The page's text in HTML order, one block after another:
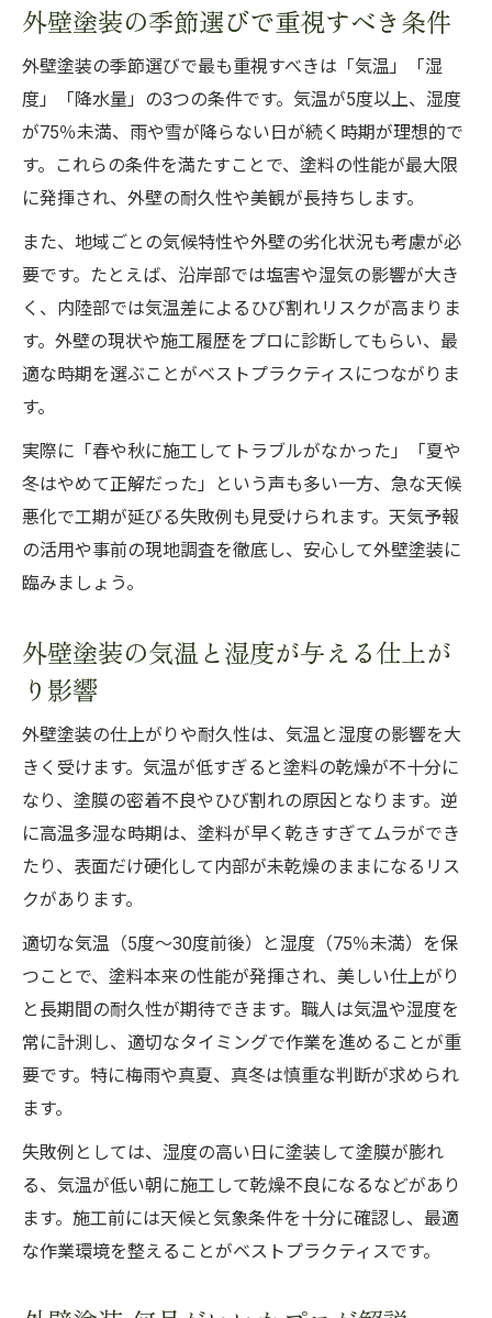
外壁塗装の季節選びで重視すべき条件
外壁塗装の季節選びで最も重視すべきは「気温」「湿
度」「降水量」の3つの条件です。気温が5度以上、湿度
が75％未満、雨や雪が降らない日が続く時期が理想的で
す。これらの条件を満たすことで、塗料の性能が最大限
に発揮され、外壁の耐久性や美観が長持ちします。
また、地域ごとの気候特性や外壁の劣化状況も考慮が必
要です。たとえば、沿岸部では塩害や湿気の影響が大き
く、内陸部では気温差によるひび割れリスクが高まりま
す。外壁の現状や施工履歴をプロに診断してもらい、最
適な時期を選ぶことがベストプラクティスにつながりま
す。
実際に「春や秋に施工してトラブルがなかった」「夏や
冬はやめて正解だった」という声も多い一方、急な天候
悪化で工期が延びる失敗例も見受けられます。天気予報
の活用や事前の現地調査を徹底し、安心して外壁塗装に
臨みましょう。
外壁塗装の気温と湿度が与える仕上が
り影響
外壁塗装の仕上がりや耐久性は、気温と湿度の影響を大
きく受けます。気温が低すぎると塗料の乾燥が不十分に
なり、塗膜の密着不良やひび割れの原因となります。逆
に高温多湿な時期は、塗料が早く乾きすぎてムラができ
たり、表面だけ硬化して内部が未乾燥のままになるリス
クがあります。
適切な気温（5度〜30度前後）と湿度（75％未満）を保
つことで、塗料本来の性能が発揮され、美しい仕上がり
と長期間の耐久性が期待できます。職人は気温や湿度を
常に計測し、適切なタイミングで作業を進めることが重
要です。特に梅雨や真夏、真冬は慎重な判断が求められ
ます。
失敗例としては、湿度の高い日に塗装して塗膜が膨れ
る、気温が低い朝に施工して乾燥不良になるなどがあり
ます。施工前には天候と気象条件を十分に確認し、最適
な作業環境を整えることがベストプラクティスです。